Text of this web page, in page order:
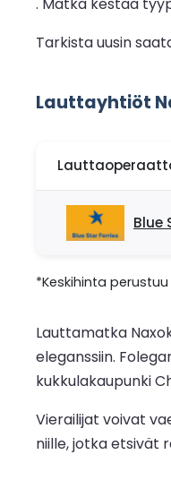
Tarkista uusin
Lauttayhtiöt
Blue
*Keskihinta
Lauttamatka
eleganssiin.
kukkulakaupunki
Vierailijat voivat
niille, jotka etsivät